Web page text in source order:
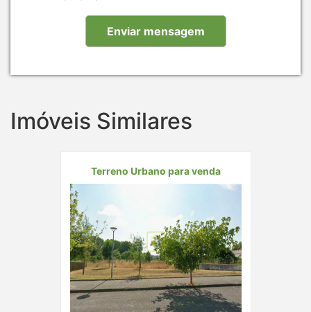
Imóveis Similares
Terreno Urbano para venda